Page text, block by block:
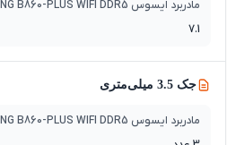
مادربرد ایسوس TUF GAMING B860-PLUS WIFI DDR5
7.1
جک 3.5 میلی‌متری
مادربرد ایسوس TUF GAMING B860-PLUS WIFI DDR5